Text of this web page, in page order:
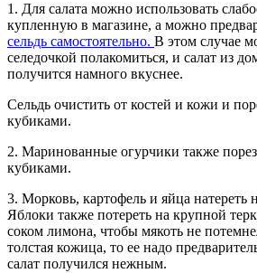
1. Для салата можно использовать
купленную в магазине, а можно
сельдь самостоятельно. В этом случае
селедочкой полакомиться, и салат из
получится намного вкуснее.
Сельдь очистить от костей и кожи и
кубиками.
2. Маринованные огурчики также
кубиками.
3. Морковь, картофель и яйца натереть
Яблоки также потереть на крупной
соком лимона, чтобы мякоть не
толстая кожица, то ее надо
салат получился нежным.